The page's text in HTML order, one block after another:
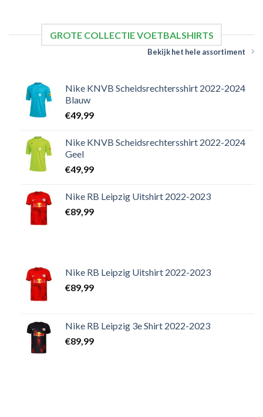
GROTE COLLECTIE VOETBALSHIRTS
Bekijk het hele assortiment
Nike KNVB Scheidsrechtersshirt 2022-2024
Blauw
€49,99
Nike KNVB Scheidsrechtersshirt 2022-2024
Geel
€49,99
Nike RB Leipzig Uitshirt 2022-2023
€89,99
Nike RB Leipzig Uitshirt 2022-2023
€89,99
Nike RB Leipzig 3e Shirt 2022-2023
€89,99